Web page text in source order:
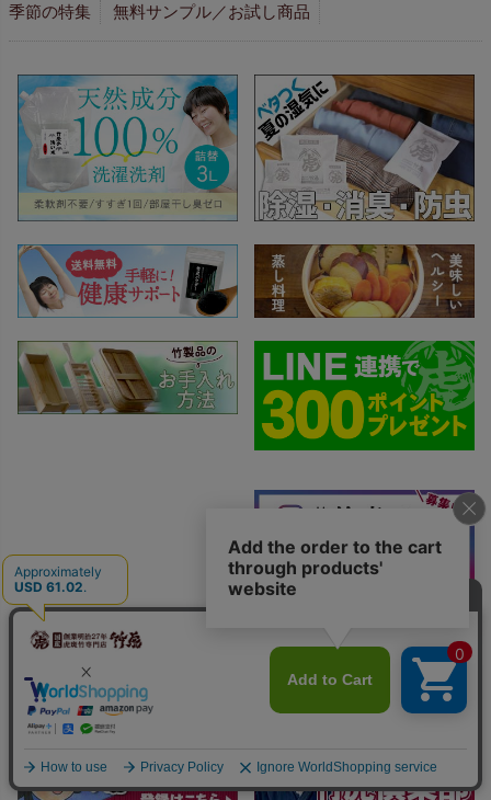
季節の特集 無料サンプル／お試し商品